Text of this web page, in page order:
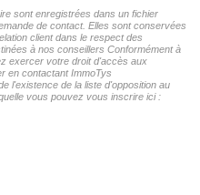
sont enregistrées dans un fichier
de contact. Elles sont conservées
client dans le respect des
à nos conseillers Conformément à
exercer votre droit d'accès aux
en contactant ImmoTys
l'existence de la liste d'opposition au
vous pouvez vous inscrire ici :